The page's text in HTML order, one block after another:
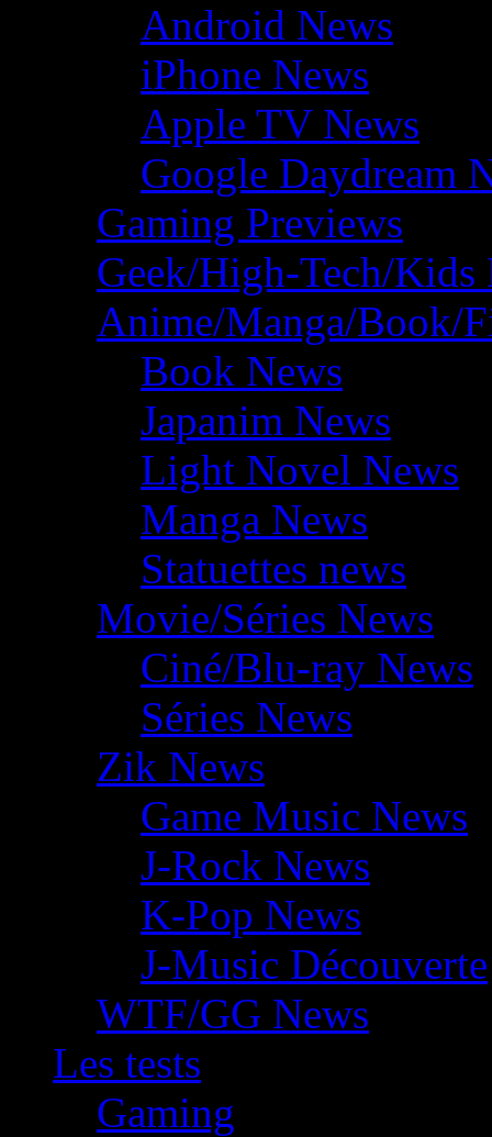
Android News
iPhone News
Apple TV News
Google Daydream
Gaming Previews
Geek/High-Tech/Kids
Anime/Manga/Book/
Book News
Japanim News
Light Novel News
Manga News
Statuettes news
Movie/Séries News
Ciné/Blu-ray News
Séries News
Zik News
Game Music News
J-Rock News
K-Pop News
J-Music Découverte
WTF/GG News
Les tests
Gaming